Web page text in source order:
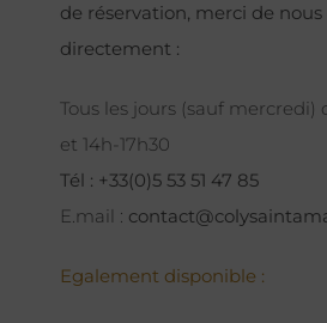
de réservation, merci de
directement :
Tous les jours (sauf mercredi)
et 14h-17h30
Tél : +33(0)5 53 51 47 85
E.mail :
Egalement disponible :